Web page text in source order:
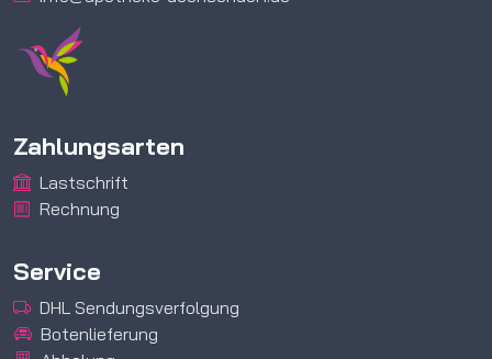
Zahlungsarten
Lastschrift
Rechnung
Service
DHL Sendungsverfolgung
Botenlieferung